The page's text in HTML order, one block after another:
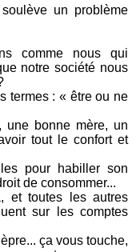
un problème
comme nous qui
notre société nous
termes : « être ou ne
une bonne mère, un
tout le confort et
pour habiller son
de consommer...
et toutes les autres
sur les comptes
ça vous touche,